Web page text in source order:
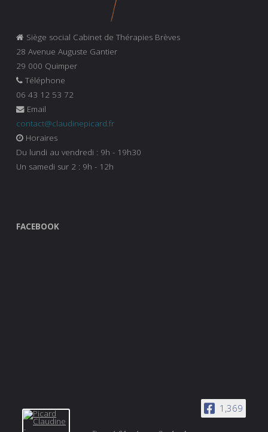
Siège social Cabinet de Thérapies Brèves
28 Avenue Auguste Gantier
29 000 Quimper
Téléphone
06 43 12 53 72
Email
contact@claudinepicard.fr
Horaires
Du lundi au vendredi : 9h - 19h30
Un samedi sur 2 : 9h - 12h
FACEBOOK
1,369